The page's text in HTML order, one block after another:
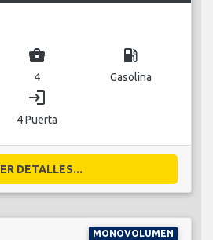
business_center
4
local_gas_station
Gasolina
login
4 Puerta
DETALLES...
MONOVOLUMEN